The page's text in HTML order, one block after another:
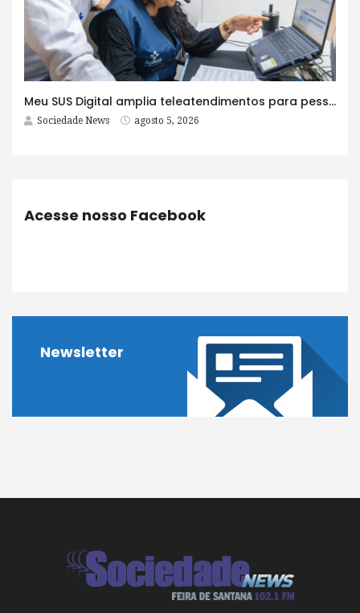
Meu SUS Digital amplia teleatendimentos para pessoas com problemas com jogos e apostas
Sociedade News agosto 5, 2026
Acesse nosso Facebook
Newsletter